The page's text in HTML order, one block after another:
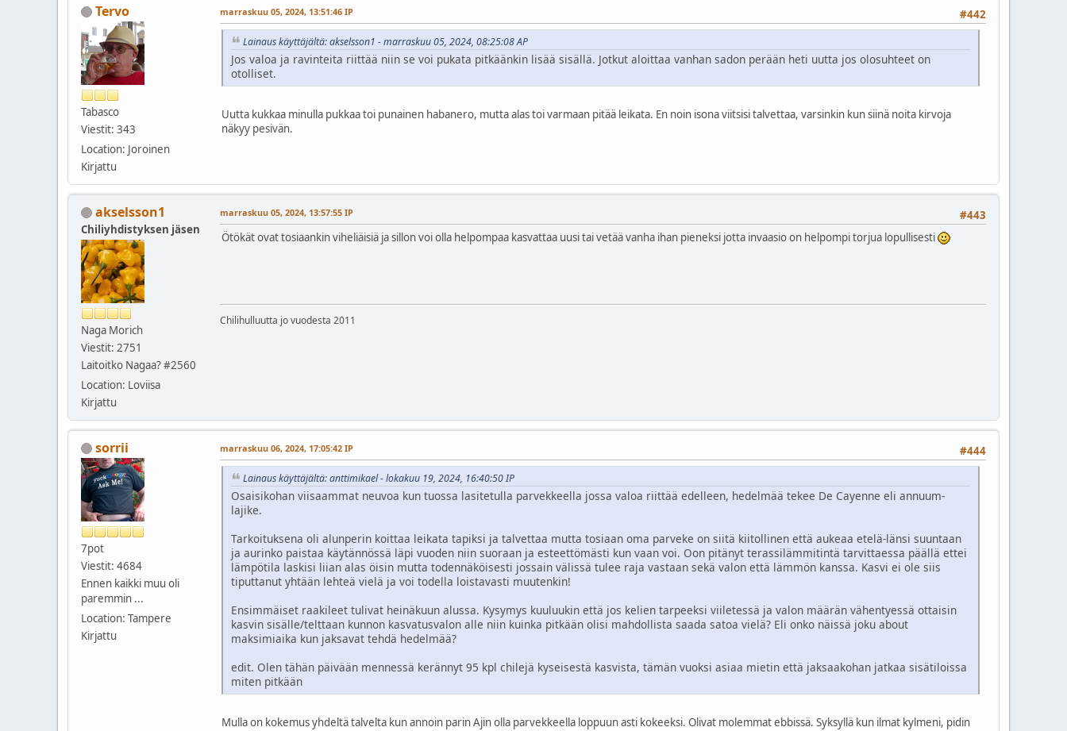
Tervo
Tabasco
Viestit: 343
Location: Joroinen
Kirjattu
#442
marraskuu 05, 2024, 13:51:46 IP
Lainaus käyttäjältä: akselsson1 - marraskuu 05, 2024, 08:25:08 AP
Jos valoa ja ravinteita riittää niin se voi pukata pitkäänkin lisää sisällä. Jotkut aloittaa vanhan sadon perään heti uutta jos olosuhteet on
otolliset.
Uutta kukkaa minulla pukkaa toi punainen habanero, mutta alas toi varmaan pitää leikata. En noin isona viitsisi talvettaa, varsinkin kun siinä noita kirvoja
näkyy pesivän.
akselsson1
Chiliyhdistyksen jäsen
Naga Morich
Viestit: 2751
Laitoitko Nagaa? #2560
Location: Loviisa
Kirjattu
#443
marraskuu 05, 2024, 13:57:55 IP
Ötökät ovat tosiaankin viheliäisiä ja sillon voi olla helpompaa kasvattaa uusi tai vetää vanha ihan pieneksi jotta invaasio on helpompi torjua lopullisesti
Chilihulluutta jo vuodesta 2011
sorrii
7pot
Viestit: 4684
Ennen kaikki muu oli
paremmin ...
Location: Tampere
Kirjattu
#444
marraskuu 06, 2024, 17:05:42 IP
Lainaus käyttäjältä: anttimikael - lokakuu 19, 2024, 16:40:50 IP
Osaisikohan viisaammat neuvoa kun tuossa lasitetulla parvekkeella jossa valoa riittää edelleen, hedelmää tekee De Cayenne eli annuum-
lajike.
Tarkoituksena oli alunperin koittaa leikata tapiksi ja talvettaa mutta tosiaan oma parveke on siitä kiitollinen että aukeaa etelä-länsi suuntaan
ja aurinko paistaa käytännössä läpi vuoden niin suoraan ja esteettömästi kun vaan voi. Oon pitänyt terassilämmitintä tarvittaessa päällä ettei
lämpötila laskisi liian alas öisin mutta todennäköisesti jossain välissä tulee raja vastaan sekä valon että lämmön kanssa. Kasvi ei ole siis
tiputtanut yhtään lehteä vielä ja voi todella loistavasti muutenkin!
Ensimmäiset raakileet tulivat heinäkuun alussa. Kysymys kuuluukin että jos kelien tarpeeksi viiletessä ja valon määrän vähentyessä ottaisin
kasvin sisälle/telttaan kunnon kasvatusvalon alle niin kuinka pitkään olisi mahdollista saada satoa vielä? Eli onko näissä joku about
maksimiaika kun jaksavat tehdä hedelmää?
edit. Olen tähän päivään mennessä kerännyt 95 kpl chilejä kyseisestä kasvista, tämän vuoksi asiaa mietin että jaksaakohan jatkaa sisätiloissa
miten pitkään
Mulla on kokemus yhdeltä talvelta kun annoin parin Ajin olla parvekkeella loppuun asti kokeeksi. Olivat molemmat ebbissä. Syksyllä kun ilmat kylmeni, pidin